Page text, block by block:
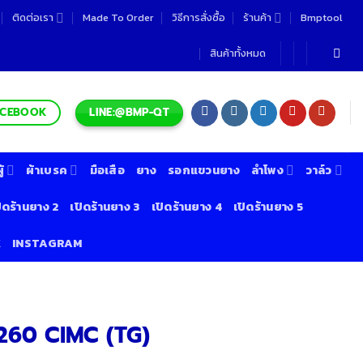
ติดต่อเรา Made To Order วิธีการสั่งซื้อ ร้านค้า Bmptool
สินค้าทั้งหมด
LINE:@BMP-QT
ผ้าเบรค มือเสือ ยาง รอกแขวนยาง ลำโพง วาล์ว
ร้านยาง 2 เปิดร้านยาง 3 เปิดร้านยาง 4 เปิดร้านยาง 5
INSTAGRAM
CIMC (TG)